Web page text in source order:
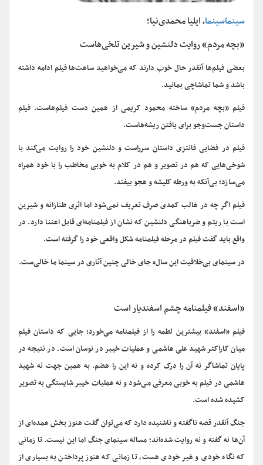
سینماسینما، ایلیا محمدی‌نیا؛
«بچه مردم» روایت دلنشین و شیرین تلخی‌هاست
بعضی فیلم‌ها آنقدر حال خوب دارند که می‌خواهید ساعت‌ها فیلم ادامه داشته
باشد و شما تماشاچی بمانید.
فیلم «بچه مردم» ساخته محمود کریمی از همین دست فیلم‌هاست. فیلم
داستان جست‌وجو برای یافتن ریشه‌هاست.
فیلم در فضایی فانتزی داستان سرراست و دلنشین خود را روایت می‌کند با
شوخی‌هایی که هم در تصویر و هم در کلام به خوبی مخاطب را با خود همراه
می‌سازد؛ بی‌آنکه به ورطه کلیشه و هجو بیفتد.
فیلم اگر چه در غالب کمدی صرف تعریف نمی‌شود اما اثری طنازانه و شیرین
است با ریتم و ضرباهنگی دلنشین که نشان از فیلمنامه‌ای قابل اعتنا دارد. در
واقع باید گفت فیلم در مرحله فیلمنامه شکل واقعی خود را گرفته است.
در سینمای بی‌خلاقیت این سال‌ه جای خالی چنین آثاری در سینما ما خالی‌ست.
«اسفند» فیلمنامه چشم اسفندیار است
فیلم «اسفند» بیشترین لطمه را از فیلمنامه می‌خورد؛ جایی که داستان فیلم
میان کاراکتر شهید علی هاشمی و عملیات خیبر در نوسان است. در نتیجه در
پایان تماشاگر نه آن را درک کرده و نه این را هضم. به همین جهت نه شهید
هاشمی در فیلم به خوبی معرفی می‌شود و نه عملیات خیبر شایستگی به تصویر
کشیده شده است.
جنگ آنقدر قصه ناگفته و ناشنیده دارد که می‌توان گفت هنوز بخش عمده‌ای از
آن‌ها نه گفته و نه روایت شده‌اند؛ مساله سینمای جنگ اما این نیست. تا زمانی
که نگاه خودی و غیر خودی هست، تا زمانی که هنوز پرداختن به بسیاری از